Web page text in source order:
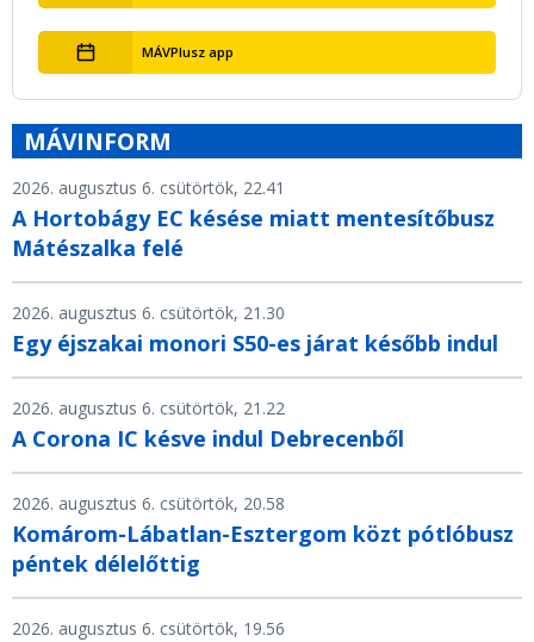
MÁVPlusz app
MÁVINFORM
2026. augusztus 6. csütörtök, 22.41
A Hortobágy EC késése miatt mentesítőbusz
Mátészalka felé
2026. augusztus 6. csütörtök, 21.30
Egy éjszakai monori S50-es járat később indul
2026. augusztus 6. csütörtök, 21.22
A Corona IC késve indul Debrecenből
2026. augusztus 6. csütörtök, 20.58
Komárom-Lábatlan-Esztergom közt pótlóbusz
péntek délelőttig
2026. augusztus 6. csütörtök, 19.56